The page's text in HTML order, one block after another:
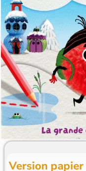
Version papier